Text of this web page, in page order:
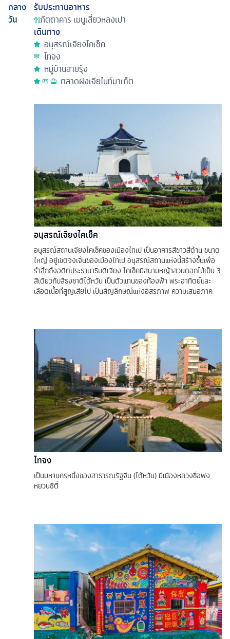
กลาง
วัน
รับประทานอาหาร
ภัตตาคาร เมนูเสี่ยวหลงเปา
เดินทาง
อนุสรณ์เจียงไคเช็ค
ไทจง
หมู่บ้านสายรุ้ง
ตลาดฝงเจียไนท์มาเก็ต
อนุสรณ์เจียงไคเช็ค
อนุสรณ์สถานเจียงไคเช็คของเมืองไทเป เป็นอาคารสีขาวสี่ด้าน ขนาด
ใหญ่ อยู่เขตจงเจิ้นของเมืองไทเป อนุสรณ์สถานแห่งนี้สร้างขึ้นเพื่อ
รำลึกถึงอดีตประธานาธิบดีเจียง ไคเช็คมีสนามหญ้าสวนดอกไม้เป็น 3
สีเดียวกับสีธงชาติไต้หวัน เป็นตัวแทนของท้องฟ้า พระอาทิตย์และ
เลือดเนื้อที่สูญเสียไป เป็นสัญลักษณ์แห่งอิสรภาพ ความเสมอภาค
ไทจง
เป็นมหานครหนึ่งของสาธารณรัฐจีน (ไต้หวัน) มีเมืองหลวงชื่อฟง
หยวนซิตี้